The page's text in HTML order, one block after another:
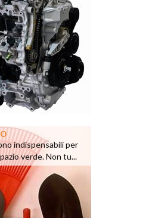
indispensabili per
verde. Non tu...